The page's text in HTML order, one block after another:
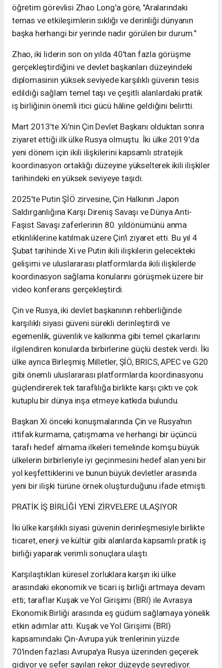
öğretim görevlisi Zhao Long'a göre, "Aralarındaki
temas ve etkileşimlerin sıklığı ve derinliği dünyanın
başka herhangi bir yerinde nadir görülen bir durum."
Zhao, iki liderin son on yılda 40'tan fazla görüşme
gerçekleştirdiğini ve devlet başkanları düzeyindeki
diplomasinin yüksek seviyede karşılıklı güvenin tesis
edildiği sağlam temel taşı ve çeşitli alanlardaki pratik
iş birliğinin önemli itici gücü hâline geldiğini belirtti.
Mart 2013'te Xi'nin Çin Devlet Başkanı olduktan sonra
ziyaret ettiği ilk ülke Rusya olmuştu. İki ülke 2019'da
yeni dönem için ikili ilişkilerini kapsamlı stratejik
koordinasyon ortaklığı düzeyine yükselterek ikili ilişkiler
tarihindeki en yüksek seviyeye taşıdı.
2025'te Putin ŞİÖ zirvesine, Çin Halkının Japon
Saldırganlığına Karşı Direniş Savaşı ve Dünya Anti-
Faşist Savaşı zaferlerinin 80. yıldönümünü anma
etkinliklerine katılmak üzere Çin'i ziyaret etti. Bu yıl 4
Şubat tarihinde Xi ve Putin ikili ilişkilerin gelecekteki
gelişimi ve uluslararası platformlarda ikili ilişkilerde
koordinasyon sağlama konularını görüşmek üzere bir
video konferans gerçekleştirdi.
Çin ve Rusya, iki devlet başkanının rehberliğinde
karşılıklı siyasi güveni sürekli derinleştirdi ve
egemenlik, güvenlik ve kalkınma gibi temel çıkarlarını
ilgilendiren konularda birbirlerine güçlü destek verdi. İki
ülke ayrıca Birleşmiş Milletler, ŞİÖ, BRICS, APEC ve G20
gibi önemli uluslararası platformlarda koordinasyonu
güçlendirerek tek taraflılığa birlikte karşı çıktı ve çok
kutuplu bir dünya inşa etmeye katkıda bulundu.
Başkan Xi önceki konuşmalarında Çin ve Rusya'nın
ittifak kurmama, çatışmama ve herhangi bir üçüncü
tarafı hedef almama ilkeleri temelinde komşu büyük
ülkelerin birbirleriyle iyi geçinmesini hedef alan yeni bir
yol keşfettiklerini ve bunun büyük devletler arasında
yeni bir ilişki türüne örnek oluşturduğunu ifade etmişti.
PRATİK İŞ BİRLİĞİ YENİ ZİRVELERE ULAŞIYOR
İki ülke karşılıklı siyasi güvenin derinleşmesiyle birlikte
ticaret, enerji ve kültür gibi alanlarda kapsamlı pratik iş
birliği yaparak verimli sonuçlara ulaştı.
Karşılaştıkları küresel zorluklara karşın iki ülke
arasındaki ekonomik ve ticari iş birliği artmaya devam
etti; taraflar Kuşak ve Yol Girişimi (BRI) ile Avrasya
Ekonomik Birliği arasında eş güdüm sağlamaya yönelik
etkin adımlar attı. Kuşak ve Yol Girişimi (BRI)
kapsamındaki Çin-Avrupa yük trenlerinin yüzde
70'inden fazlası Avrupa'ya Rusya üzerinden geçerek
gidiyor ve sefer sayıları rekor düzeyde seyrediyor.